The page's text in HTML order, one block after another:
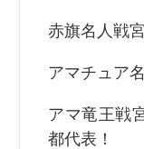
赤旗名人戦
アマチュア
アマ竜王戦
都代表！